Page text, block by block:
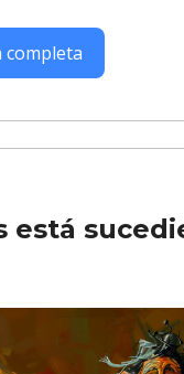
completa
está